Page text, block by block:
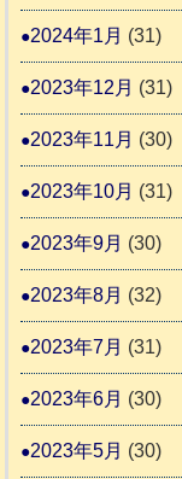
2024年1月 (31)
2023年12月 (31)
2023年11月 (30)
2023年10月 (31)
2023年9月 (30)
2023年8月 (32)
2023年7月 (31)
2023年6月 (30)
2023年5月 (30)